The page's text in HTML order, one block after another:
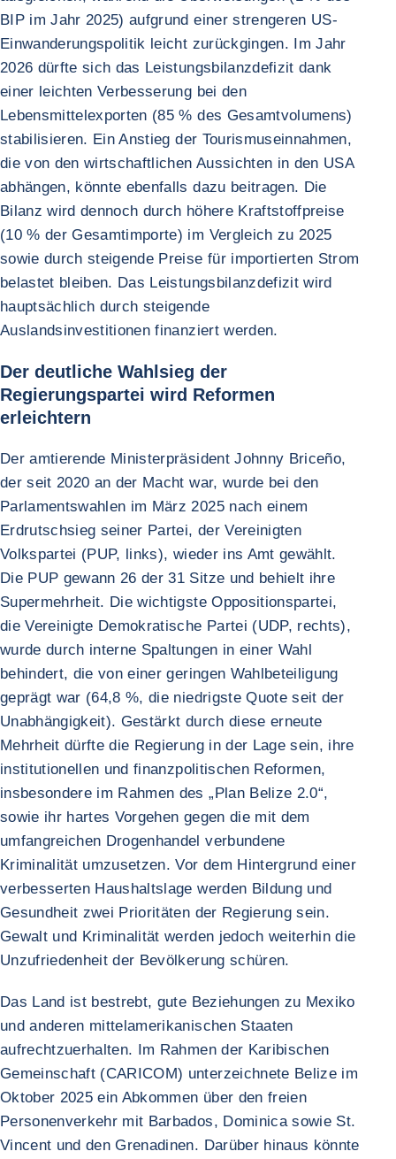
BIP im Jahr 2025) aufgrund einer strengeren US-
Einwanderungspolitik leicht zurückgingen. Im Jahr
2026 dürfte sich das Leistungsbilanzdefizit dank
einer leichten Verbesserung bei den
Lebensmittelexporten (85 % des Gesamtvolumens)
stabilisieren. Ein Anstieg der Tourismuseinnahmen,
die von den wirtschaftlichen Aussichten in den USA
abhängen, könnte ebenfalls dazu beitragen. Die
Bilanz wird dennoch durch höhere Kraftstoffpreise
(10 % der Gesamtimporte) im Vergleich zu 2025
sowie durch steigende Preise für importierten Strom
belastet bleiben. Das Leistungsbilanzdefizit wird
hauptsächlich durch steigende
Auslandsinvestitionen finanziert werden.
Der deutliche Wahlsieg der
Regierungspartei wird Reformen
erleichtern
Der amtierende Ministerpräsident Johnny Briceño,
der seit 2020 an der Macht war, wurde bei den
Parlamentswahlen im März 2025 nach einem
Erdrutschsieg seiner Partei, der Vereinigten
Volkspartei (PUP, links), wieder ins Amt gewählt.
Die PUP gewann 26 der 31 Sitze und behielt ihre
Supermehrheit. Die wichtigste Oppositionspartei,
die Vereinigte Demokratische Partei (UDP, rechts),
wurde durch interne Spaltungen in einer Wahl
behindert, die von einer geringen Wahlbeteiligung
geprägt war (64,8 %, die niedrigste Quote seit der
Unabhängigkeit). Gestärkt durch diese erneute
Mehrheit dürfte die Regierung in der Lage sein, ihre
institutionellen und finanzpolitischen Reformen,
insbesondere im Rahmen des „Plan Belize 2.0“,
sowie ihr hartes Vorgehen gegen die mit dem
umfangreichen Drogenhandel verbundene
Kriminalität umzusetzen. Vor dem Hintergrund einer
verbesserten Haushaltslage werden Bildung und
Gesundheit zwei Prioritäten der Regierung sein.
Gewalt und Kriminalität werden jedoch weiterhin die
Unzufriedenheit der Bevölkerung schüren.
Das Land ist bestrebt, gute Beziehungen zu Mexiko
und anderen mittelamerikanischen Staaten
aufrechtzuerhalten. Im Rahmen der Karibischen
Gemeinschaft (CARICOM) unterzeichnete Belize im
Oktober 2025 ein Abkommen über den freien
Personenverkehr mit Barbados, Dominica sowie St.
Vincent und den Grenadinen. Darüber hinaus könnte